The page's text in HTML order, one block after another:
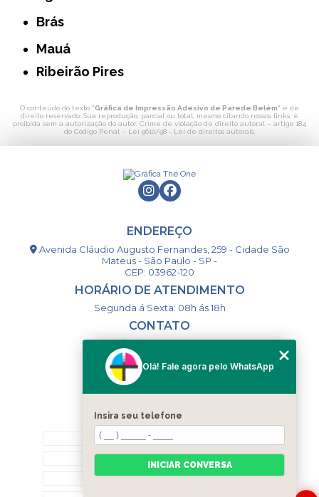
Brás
Mauá
Ribeirão Pires
O conteúdo do texto "Gráfica de Impressão Adesivo de Parede Belém" é de
direito reservado. Sua reprodução, parcial ou total, mesmo citando nossos links, é
proibida sem a autorização do autor. Crime de violação de direito autoral – artigo 184
do Código Penal – Lei 9610/98 - Lei de direitos autorais.
ENDEREÇO
Avenida Cláudio Augusto Fernandes, 259 - Cidade São
Mateus - São Paulo - SP -
CEP: 03962-120
HORÁRIO DE ATENDIMENTO
Segunda á Sexta: 08h ás 18h
CONTATO
(11) 98993-9556
togsm1@gmail.com
MENU
HOME
CONTATO
Olá! Fale agora pelo WhatsApp
Insira seu telefone
INICIAR CONVERSA